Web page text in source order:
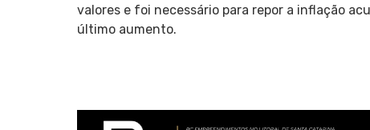
valores e foi necessário para repor a inflação
último aumento.